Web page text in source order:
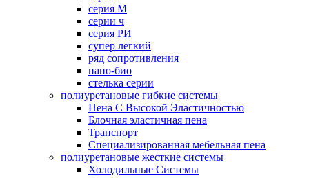
серия M
серии ч
серия РИ
супер легкий
ряд сопротивления
нано-био
стелька серии
полиуретановые гибкие системы
Пена С Высокой Эластичностью
Блочная эластичная пена
Транспорт
Специализированная мебельная пена
полиуретановые жесткие системы
Холодильные Системы